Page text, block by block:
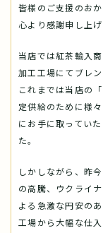
皆様のご支援のお
心より感謝申し上げ
当店では紅茶輸入
加工工場にてブレ
これまでは当店の
定供給のために様
にお手に取ってい
た。
しかしながら、昨
の高騰、ウクライ
よる急激な円安の
工場から大幅な仕